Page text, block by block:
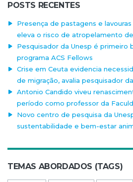
POSTS RECENTES
Presença de pastagens e
eleva o risco de atropelamento
Pesquisador da Unesp é primeiro
programa ACS Fellows
Crise em Ceuta evidencia
de migração, avalia pesquisador
Antonio Candido viveu
período como professor da
Novo centro de pesquisa da
sustentabilidade e bem-estar
TEMAS ABORDADOS (TAGS)